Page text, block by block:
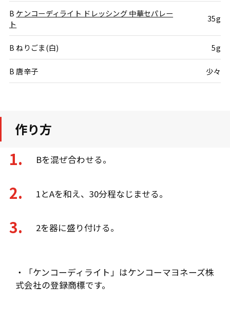
B ケンコーディライト ドレッシング 中華セパレー
ト
35g
B ねりごま(白) 5g
B 唐辛子 少々
作り方
Bを混ぜ合わせる。
1とAを和え、30分程なじませる。
2を器に盛り付ける。
・「ケンコーディライト」はケンコーマヨネーズ株
式会社の登録商標です。